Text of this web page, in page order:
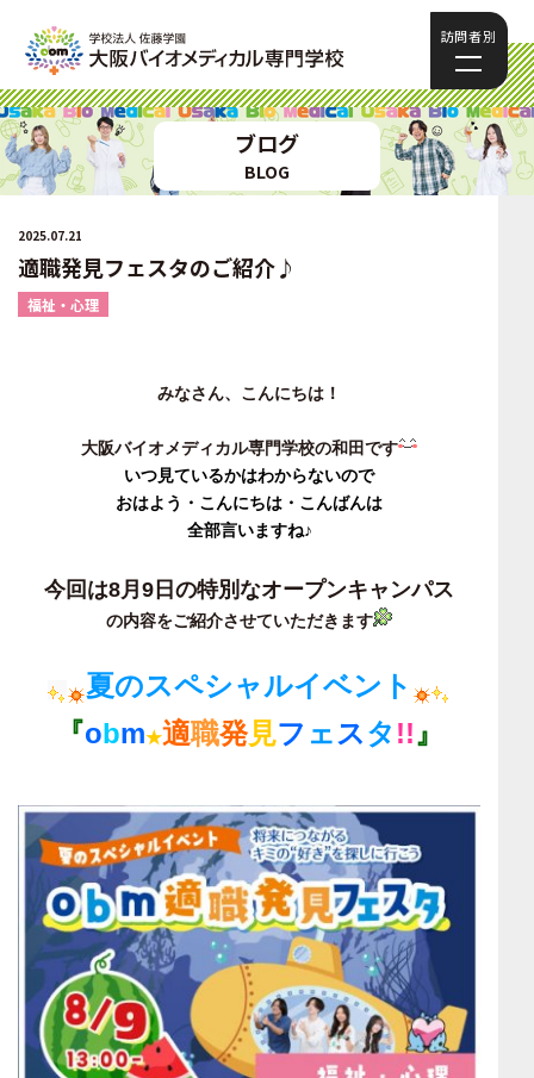
訪問者別
ブログ
BLOG
2025.07.21
適職発見フェスタのご紹介♪
福祉・心理
みなさん、こんにちは！
大阪バイオメディカル専門学校の和田です
いつ見ているかはわからないので
おはよう・こんにちは・こんばんは
全部言いますね♪
今回は8月9日の特別なオープンキャンパス
の内容をご紹介させていただきます
夏のスペシャルイベント
『obm★適職発見フ ェスタ !!』